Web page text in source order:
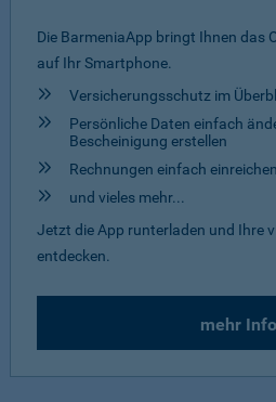
Die BarmeniaApp bringt Ihnen das
auf Ihr Smartphone.
Versicherungsschutz im
Persönliche Daten einfach
Bescheinigung erstellen
Rechnungen einfach einreichen
und vieles mehr...
Jetzt die App runterladen und Ihre
entdecken.
mehr